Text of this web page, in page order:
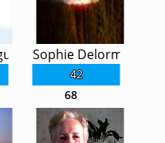
42
Sophie Delorme
68